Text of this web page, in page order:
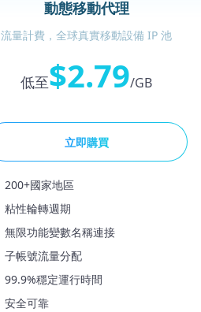
動態移動代理
流量計費，全球真實移動設備 IP 池
低至$2.79/GB
立即購買
200+國家地區
粘性輪轉週期
無限功能變數名稱連接
子帳號流量分配
99.9%穩定運行時間
安全可靠